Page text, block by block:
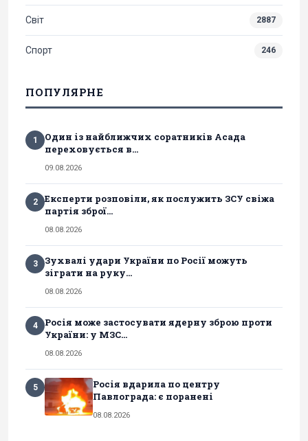
Світ 2887
Спорт 246
ПОПУЛЯРНЕ
1
Один із найближчих соратників Асада
переховується в...
09.08.2026
2
Експерти розповіли, як послужить ЗСУ свіжа
партія зброї...
08.08.2026
3
Зухвалі удари України по Росії можуть
зіграти на руку...
08.08.2026
4
Росія може застосувати ядерну зброю проти
України: у МЗС...
08.08.2026
5
Росія вдарила по центру
Павлограда: є поранені
08.08.2026